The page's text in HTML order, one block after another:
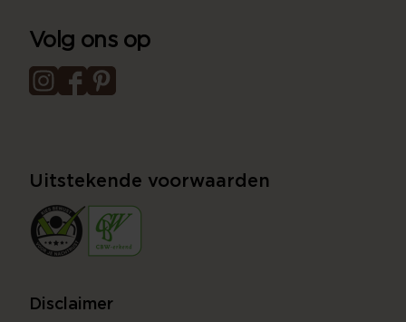
Volg ons op
Uitstekende voorwaarden
Disclaimer